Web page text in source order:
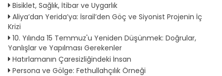
Bisiklet, Sağlık, İtibar ve Uygarlık
Aliya’dan Yerida’ya: İsrail’den Göç ve Siyonist Projenin İç
Krizi
10. Yılında 15 Temmuz'u Yeniden Düşünmek: Doğrular,
Yanlışlar ve Yapılması Gerekenler
Hatırlamanın Çaresizliğindeki İnsan
Persona ve Gölge: Fethullahçılık Örneği